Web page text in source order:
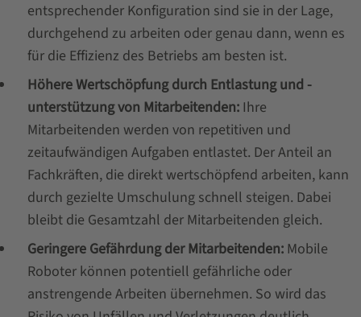
entsprechender Konfiguration sind sie in der Lage,
durchgehend zu arbeiten oder genau dann, wenn es
für die Effizienz des Betriebs am besten ist.
Höhere Wertschöpfung durch Entlastung und -
unterstützung von Mitarbeitenden: Ihre
Mitarbeitenden werden von repetitiven und
zeitaufwändigen Aufgaben entlastet. Der Anteil an
Fachkräften, die direkt wertschöpfend arbeiten, kann
durch gezielte Umschulung schnell steigen. Dabei
bleibt die Gesamtzahl der Mitarbeitenden gleich.
Geringere Gefährdung der Mitarbeitenden: Mobile
Roboter können potentiell gefährliche oder
anstrengende Arbeiten übernehmen. So wird das